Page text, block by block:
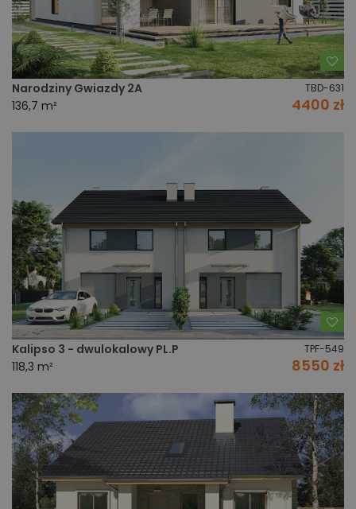
Narodziny Gwiazdy 2A TBD-631
136,7 m² 4400 zł
Kalipso 3 - dwulokalowy PL.P TPF-549
118,3 m² 8550 zł